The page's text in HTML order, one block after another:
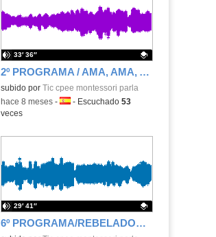
2º PROGRAMA / AMA, AMA, AMA Y ENSANCHA EL ALMA/ 2X04
Contenido educativo.
subido por Tic cpee montessori parla
33′ 36″
-hace 8 meses- Idioma:
- Escuchado 53
veces
6º PROGRAMA/REBELADOS/MONTESSORI EN EL AIRE 6X03
29′ 41″